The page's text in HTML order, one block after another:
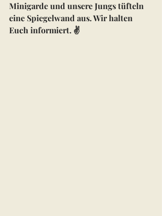
Minigarde und unsere Jungs tüfteln
eine Spiegelwand aus. Wir halten
Euch informiert. ✌